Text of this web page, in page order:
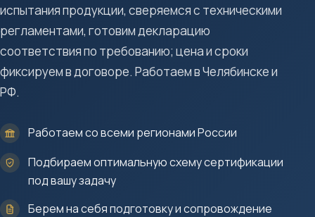
испытания продукции, сверяемся с техническими
регламентами, готовим декларацию
соответствия по требованию; цена и сроки
фиксируем в договоре. Работаем в Челябинске и
РФ.
Работаем со всеми регионами России
Подбираем оптимальную схему сертификации
под вашу задачу
Берем на себя подготовку и сопровождение